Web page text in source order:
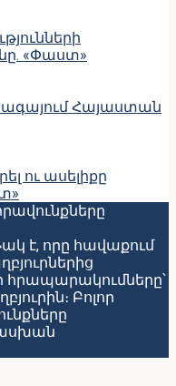
«Փաստ»
Հայաստան
ու ասելիքը
է, որը հավաքում
Բոլոր